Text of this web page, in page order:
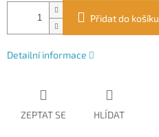
Přidat do košíku
Detailní informace
ZEPTAT SE HLÍDAT